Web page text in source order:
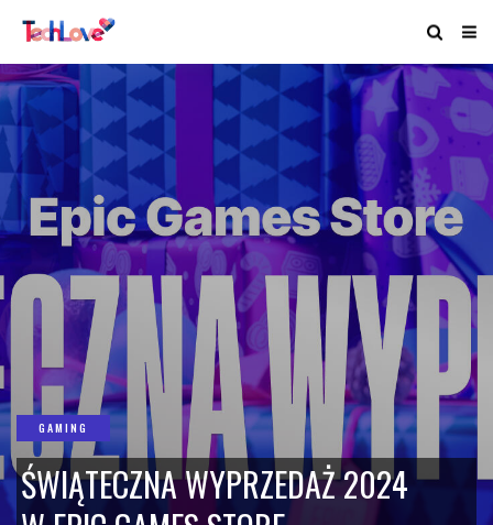
GAMING
ŚWIĄTECZNA WYPRZEDAŻ 2024